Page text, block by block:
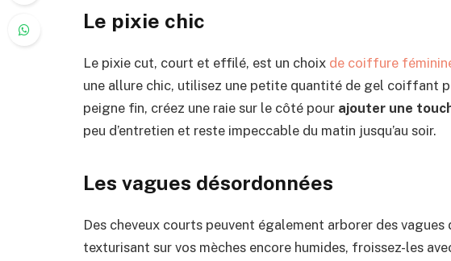
Le pixie chic
Le pixie cut, court et effilé, est un choix de coiffure
une allure chic, utilisez une petite quantité de gel coiffant
peigne fin, créez une raie sur le côté pour ajouter une
peu d’entretien et reste impeccable du matin jusqu’au soir.
Les vagues désordonnées
Des cheveux courts peuvent également arborer des
texturisant sur vos mèches encore humides, froissez-les